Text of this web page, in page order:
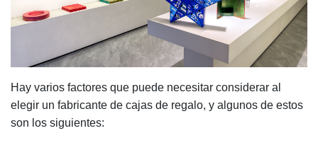
Hay varios factores que puede necesitar considerar al
elegir un fabricante de cajas de regalo, y algunos de estos
son los siguientes: